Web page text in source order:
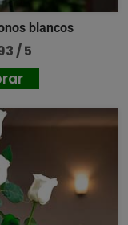
blancos
/ 5